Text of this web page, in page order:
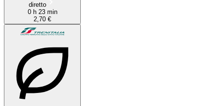
diretto
0 h 23 min
2,70 €